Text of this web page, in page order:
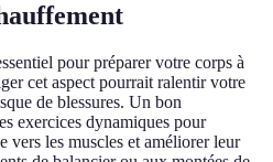
pour préparer votre corps à
cet aspect pourrait ralentir votre
de blessures. Un bon
exercices dynamiques pour
vers les muscles et améliorer leur